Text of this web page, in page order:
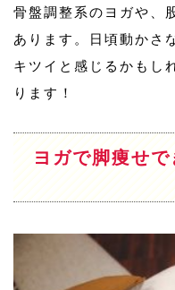
骨盤調整系のヨガや、
あります。日頃動かさ
キツイと感じるかもし
ります！
ヨガで脚痩せ